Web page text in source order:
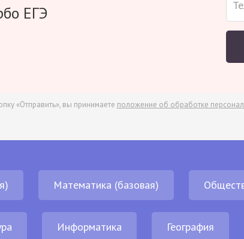
ЕГЭ
«Отправить», вы принимаете положение об обработке
Математика (базовая)
Информатика География